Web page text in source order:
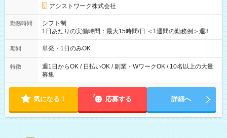
アシストワーク株式会社
勤務時間
シフト制
1日あたりの実働時間：最大15時間/日 ＜1週間の勤務例＞週3回
勤務 勤務：月・水・金 休み：火・木・土・日 好きな時にお仕事
可能です！ ※1日あたりの最大実働時間は日勤、夜勤共に勤務し
期間 単発・1日のみOK
特徴
週1日からOK / 日払いOK / 副業・WワークOK / 10名以上の大量
募集
気になる！ 応募する 詳細へ